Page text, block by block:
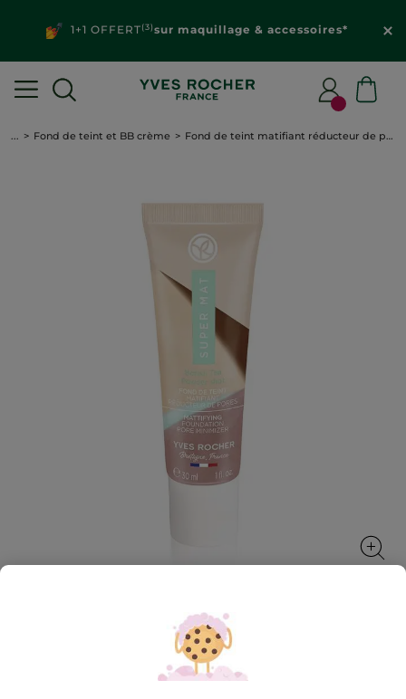
1+1 OFFERT(3)sur maquillage & accessoires*
... Fond de teint et BB crème Fond de teint matifiant réducteur de pores
Fond de teint matifiant réducteur de
pores